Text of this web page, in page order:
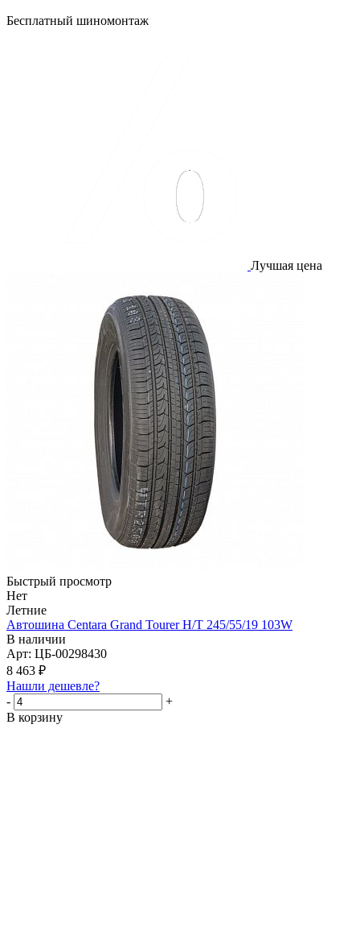
Бесплатный шиномонтаж
Лучшая цена
Быстрый просмотр
Нет
Летние
Автошина Centara Grand Tourer H/T 245/55/19 103W
В наличии
Арт: ЦБ-00298430
8 463 ₽
Нашли дешевле?
-
+
В корзину